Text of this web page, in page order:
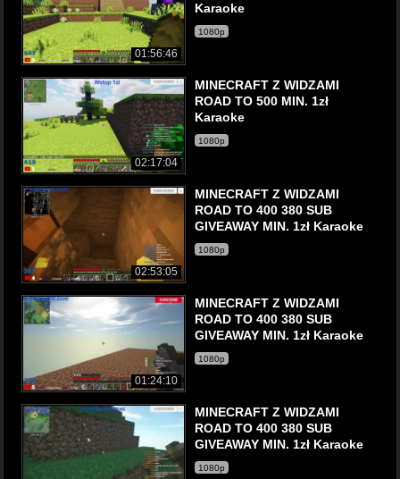
01:56:46
Karaoke
1080p
02:17:04
MINECRAFT Z WIDZAMI
ROAD TO 500 MIN. 1zł
Karaoke
1080p
02:53:05
MINECRAFT Z WIDZAMI
ROAD TO 400 380 SUB
GIVEAWAY MIN. 1zł Karaoke
1080p
01:24:10
MINECRAFT Z WIDZAMI
ROAD TO 400 380 SUB
GIVEAWAY MIN. 1zł Karaoke
1080p
MINECRAFT Z WIDZAMI
ROAD TO 400 380 SUB
GIVEAWAY MIN. 1zł Karaoke
1080p